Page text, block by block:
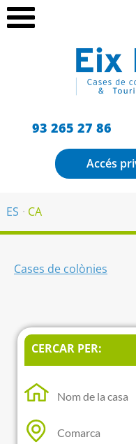
93 265 27 86
Accés
ES CA
Cases de colònies
CERCAR PER: